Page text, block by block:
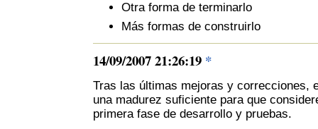
Otra forma de terminarlo
Más formas de construirlo
14/09/2007 21:26:19 *
Tras las últimas mejoras y correcciones,
una madurez suficiente para que
primera fase de desarrollo y pruebas.